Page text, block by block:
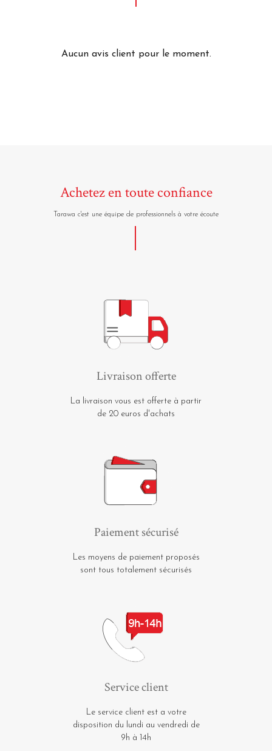
Aucun avis client pour le moment.
Achetez en toute confiance
Tarawa c'est une équipe de professionnels à votre écoute
Livraison offerte
La livraison vous est offerte à partir
de 20 euros d'achats
Paiement sécurisé
Les moyens de paiement proposés
sont tous totalement sécurisés
Service client
Le service client est a votre
disposition du lundi au vendredi de
9h à 14h